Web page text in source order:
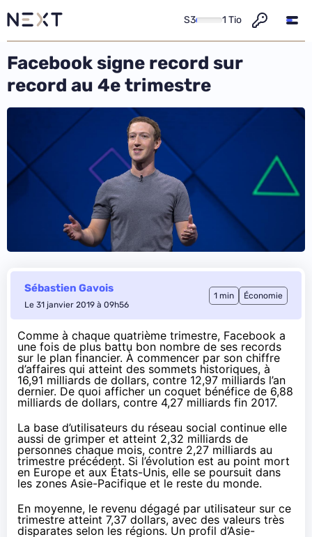
S3 1 Tio
Facebook signe record sur
record au 4e trimestre
Sébastien Gavois
Le 31 janvier 2019 à 09h56
1 min Économie
Comme à chaque quatrième trimestre, Facebook a
une fois de plus battu bon nombre de ses records
sur le plan financier. À commencer par son chiffre
d’affaires qui atteint des sommets historiques, à
16,91 milliards de dollars, contre 12,97 milliards l’an
dernier. De quoi afficher un coquet bénéfice de 6,88
milliards de dollars, contre 4,27 milliards fin 2017.
La base d’utilisateurs du réseau social continue elle
aussi de grimper et atteint 2,32 milliards de
personnes chaque mois, contre 2,27 milliards au
trimestre précédent. Si l’évolution est au point mort
en Europe et aux États-Unis, elle se poursuit dans
les zones Asie-Pacifique et le reste du monde.
En moyenne, le revenu dégagé par utilisateur sur ce
trimestre atteint 7,37 dollars, avec des valeurs très
disparates selon les régions. Un profil d’Asie-